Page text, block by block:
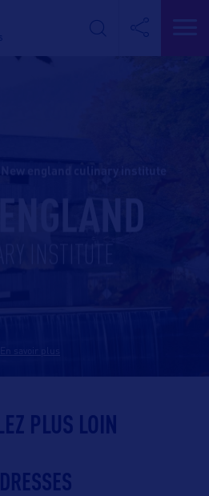
new england culinary institute
PLUS LOIN